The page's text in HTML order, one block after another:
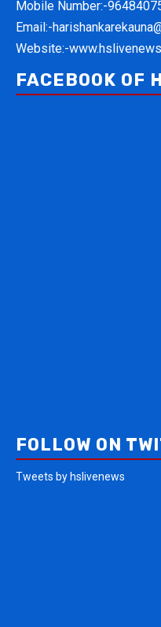
Mobile Number:-
Email:-
Website:-
FACEBOOK OF
FOLLOW ON
Tweets by hslivenews